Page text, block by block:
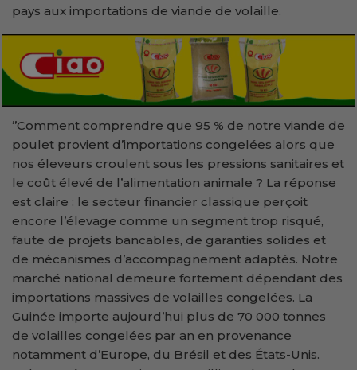
pays aux importations de viande de volaille.
‘’Comment comprendre que 95 % de notre viande de
poulet provient d’importations congelées alors que
nos éleveurs croulent sous les pressions sanitaires et
le coût élevé de l’alimentation animale ? La réponse
est claire : le secteur financier classique perçoit
encore l’élevage comme un segment trop risqué,
faute de projets bancables, de garanties solides et
de mécanismes d’accompagnement adaptés. Notre
marché national demeure fortement dépendant des
importations massives de volailles congelées. La
Guinée importe aujourd’hui plus de 70 000 tonnes
de volailles congelées par an en provenance
notamment d’Europe, du Brésil et des États-Unis.